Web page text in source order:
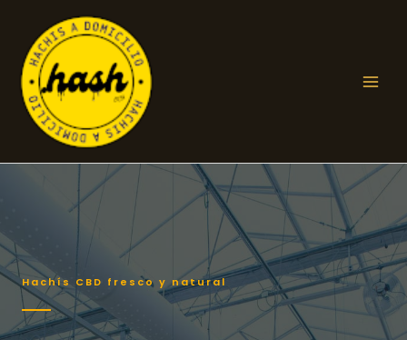
contenido
Hachís CBD fresco y natural